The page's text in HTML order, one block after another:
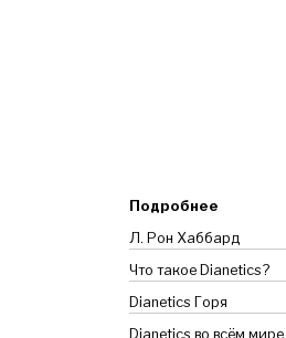
Подробнее
Л. Рон Хаббард
Что такое Dianetics?
Dianetics Горя
Dianetics во всём мире